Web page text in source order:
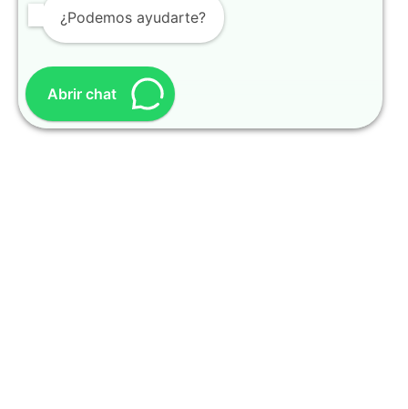
¿Podemos ayudarte?
Abrir chat